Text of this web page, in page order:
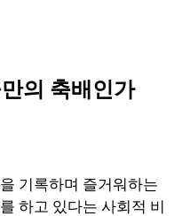
의 축배인가
기록하며 즐거워하는
하고 있다는 사회적 비